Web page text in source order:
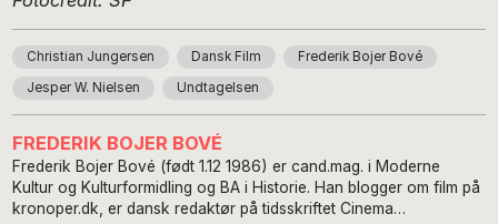
Christian Jungersen Dansk Film Frederik Bojer Bové
Jesper W. Nielsen Undtagelsen
FREDERIK BOJER BOVÉ
Frederik Bojer Bové (født 1.12 1986) er cand.mag. i Moderne
Kultur og Kulturformidling og BA i Historie. Han blogger om film på
kronoper.dk, er dansk redaktør på tidsskriftet Cinema